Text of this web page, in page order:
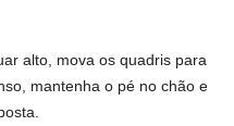
alto, mova os quadris para
mantenha o pé no chão e